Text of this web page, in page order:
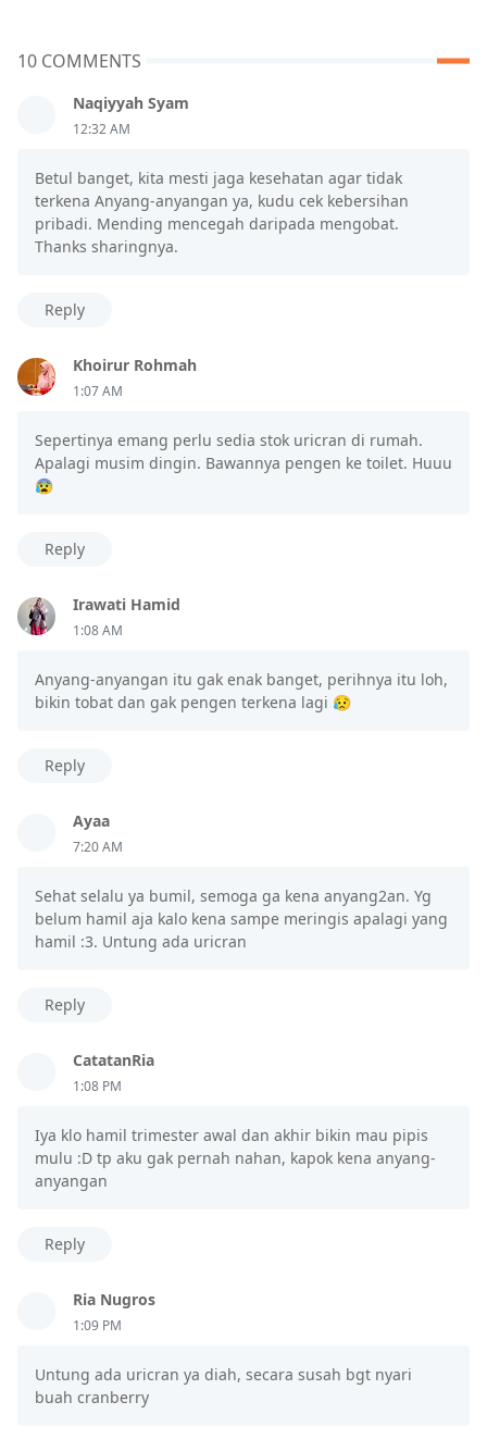
10 COMMENTS
Naqiyyah Syam
12:32 AM
Betul banget, kita mesti jaga kesehatan agar tidak
terkena Anyang-anyangan ya, kudu cek kebersihan
pribadi. Mending mencegah daripada mengobat.
Thanks sharingnya.
Reply
Khoirur Rohmah
1:07 AM
Sepertinya emang perlu sedia stok uricran di rumah.
Apalagi musim dingin. Bawannya pengen ke toilet. Huuu
😰
Reply
Irawati Hamid
1:08 AM
Anyang-anyangan itu gak enak banget, perihnya itu loh,
bikin tobat dan gak pengen terkena lagi 😥
Reply
Ayaa
7:20 AM
Sehat selalu ya bumil, semoga ga kena anyang2an. Yg
belum hamil aja kalo kena sampe meringis apalagi yang
hamil :3. Untung ada uricran
Reply
CatatanRia
1:08 PM
Iya klo hamil trimester awal dan akhir bikin mau pipis
mulu :D tp aku gak pernah nahan, kapok kena anyang-
anyangan
Reply
Ria Nugros
1:09 PM
Untung ada uricran ya diah, secara susah bgt nyari
buah cranberry